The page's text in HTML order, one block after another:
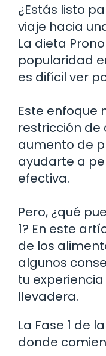
¿Estás listo
viaje hacia
La dieta
popularidad
es difícil ver
Este enfoque
restricción de
aumento de
ayudarte a
efectiva.
Pero, ¿qué
1? En este
de los
algunos
tu
llevadera.
La Fase 1 de
donde